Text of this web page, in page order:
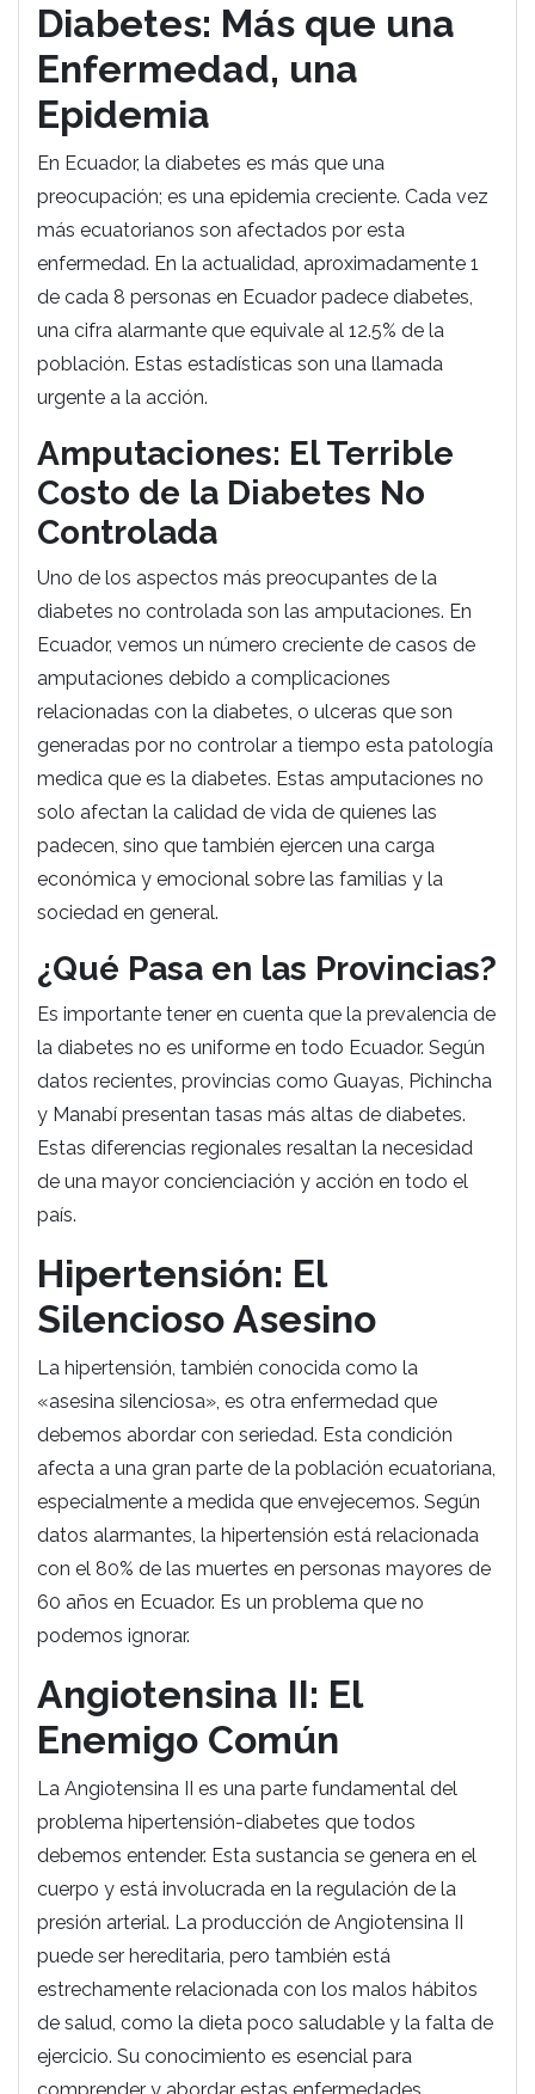
Diabetes: Más que una
Enfermedad, una
Epidemia
En Ecuador, la diabetes es más que una
preocupación; es una epidemia creciente. Cada vez
más ecuatorianos son afectados por esta
enfermedad. En la actualidad, aproximadamente 1
de cada 8 personas en Ecuador padece diabetes,
una cifra alarmante que equivale al 12.5% de la
población. Estas estadísticas son una llamada
urgente a la acción.
Amputaciones: El Terrible
Costo de la Diabetes No
Controlada
Uno de los aspectos más preocupantes de la
diabetes no controlada son las amputaciones. En
Ecuador, vemos un número creciente de casos de
amputaciones debido a complicaciones
relacionadas con la diabetes, o ulceras que son
generadas por no controlar a tiempo esta patología
medica que es la diabetes. Estas amputaciones no
solo afectan la calidad de vida de quienes las
padecen, sino que también ejercen una carga
económica y emocional sobre las familias y la
sociedad en general.
¿Qué Pasa en las Provincias?
Es importante tener en cuenta que la prevalencia de
la diabetes no es uniforme en todo Ecuador. Según
datos recientes, provincias como Guayas, Pichincha
y Manabí presentan tasas más altas de diabetes.
Estas diferencias regionales resaltan la necesidad
de una mayor concienciación y acción en todo el
país.
Hipertensión: El
Silencioso Asesino
La hipertensión, también conocida como la
«asesina silenciosa», es otra enfermedad que
debemos abordar con seriedad. Esta condición
afecta a una gran parte de la población ecuatoriana,
especialmente a medida que envejecemos. Según
datos alarmantes, la hipertensión está relacionada
con el 80% de las muertes en personas mayores de
60 años en Ecuador. Es un problema que no
podemos ignorar.
Angiotensina II: El
Enemigo Común
La Angiotensina II es una parte fundamental del
problema hipertensión-diabetes que todos
debemos entender. Esta sustancia se genera en el
cuerpo y está involucrada en la regulación de la
presión arterial. La producción de Angiotensina II
puede ser hereditaria, pero también está
estrechamente relacionada con los malos hábitos
de salud, como la dieta poco saludable y la falta de
ejercicio. Su conocimiento es esencial para